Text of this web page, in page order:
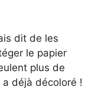
dit de les
le papier
plus de
déjà décoloré !